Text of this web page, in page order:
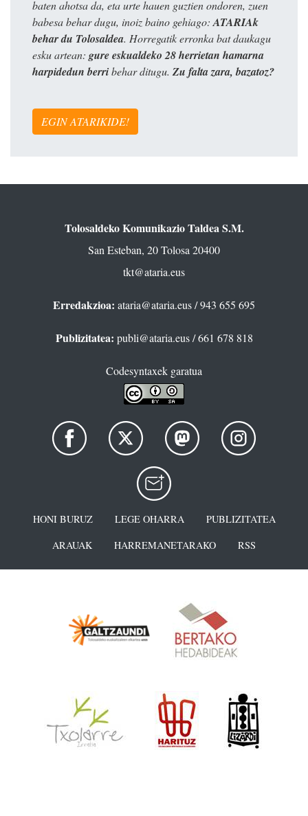
baten ahotsa da, eta urte hauen guztien ondoren, zuen
babesa behar dugu, inoiz baino gehiago: ATARIAk
behar du Tolosaldea. Horregatik erronka bat daukagu
esku artean: gure eskualdeko 28 herrietan hamarna
harpidedun berribehar ditugu. Zu falta zara, bazatoz?
EGIN ATARIKIDE!
Tolosaldeko Komunikazio Taldea S.M.
San Esteban, 20 Tolosa 20400
tkt@ataria.eus
Erredakzioa: ataria@ataria.eus/ 943 655 695
Publizitatea: publi@ataria.eus/ 661 678 818
Codesyntaxek garatua
HONI BURUZ LEGE OHARRA
PUBLIZITATEA
ARAUAK
HARREMANETARAKO RSS